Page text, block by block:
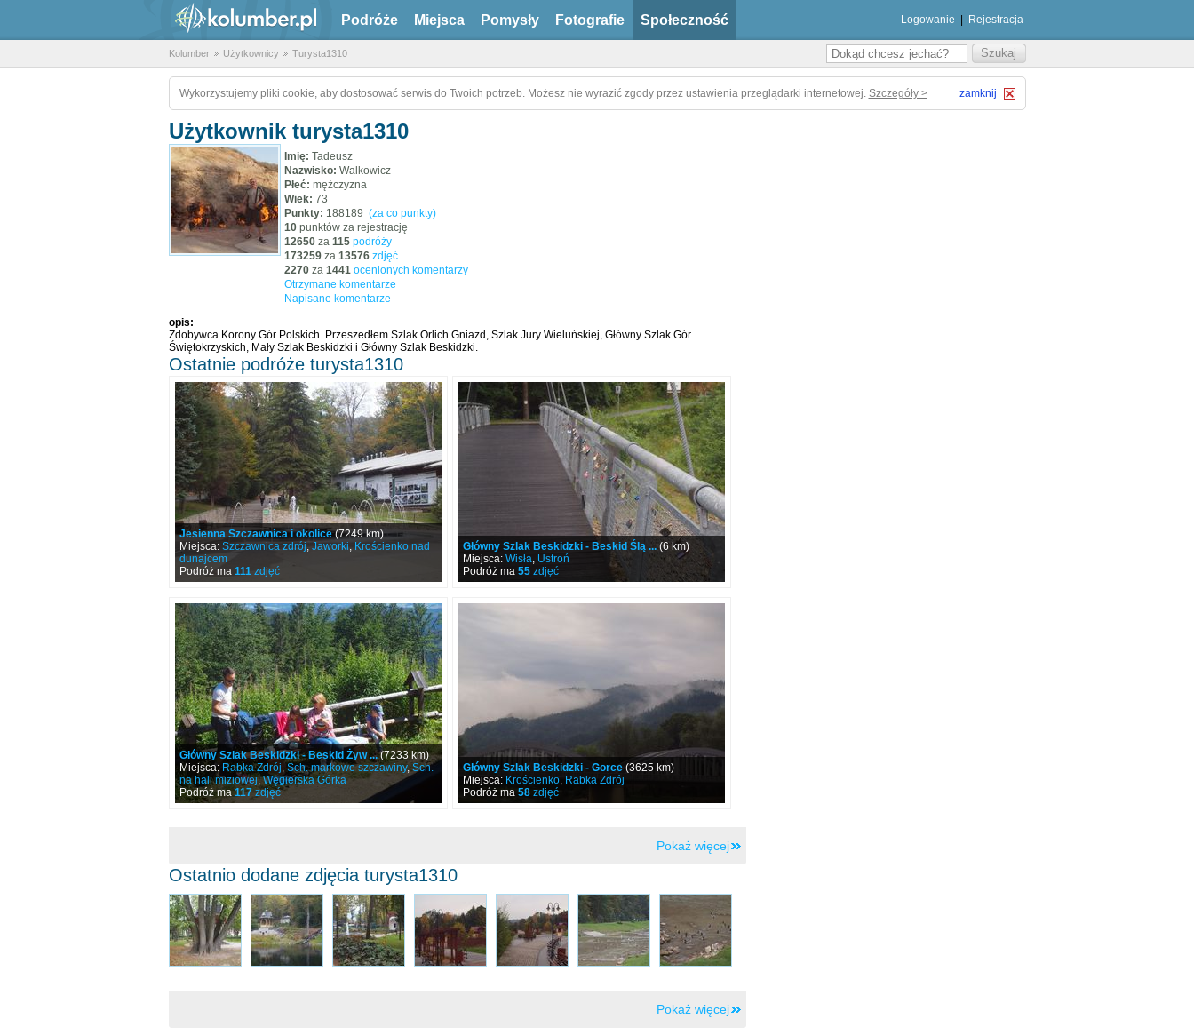
Podróże Miejsca Pomysły Fotografie Społeczność Logowanie Rejestracja
Kolumber Użytkownicy Turysta1310
Wykorzystujemy pliki cookie, aby dostosować serwis do Twoich potrzeb. Możesz nie wyrazić zgody przez ustawienia przeglądarki internetowej. Szczegóły > zamknij
Użytkownik turysta1310
Imię: Tadeusz
Nazwisko: Walkowicz
Płeć: mężczyzna
Wiek: 73
Punkty: 188189 (za co punkty)
10punktów za rejestrację
12650za 115 podróży
173259za 13576 zdjęć
2270za 1441 ocenionych komentarzy
Otrzymane komentarze
Napisane komentarze
opis:
Zdobywca Korony Gór Polskich. Przeszedłem Szlak Orlich Gniazd, Szlak Jury Wieluńskiej, Główny Szlak Gór
Świętokrzyskich, Mały Szlak Beskidzki i Główny Szlak Beskidzki.
Ostatnie podróże turysta1310
Jesienna Szczawnica i okolice(7249 km)
Miejsca: Szczawnica zdrój, Jaworki, Krościenko nad
dunajcem
Podróż ma 111zdjęć
Główny Szlak Beskidzki - Beskid Ślą ...(6 km)
Miejsca: Wisła, Ustroń
Podróż ma 55zdjęć
Główny Szlak Beskidzki - Beskid Żyw ...(7233 km)
Miejsca: Rabka Zdrój, Sch. markowe szczawiny,Sch.
na hali miziowej,Węgierska Górka
Podróż ma117zdjęć
Główny Szlak Beskidzki - Gorce(3625 km)
Miejsca: Krościenko, Rabka Zdrój
Podróż ma 58zdjęć
Pokaż więcej
Ostatnio dodane zdjęcia turysta1310
Pokaż więcej